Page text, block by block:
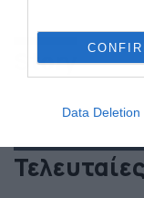
Data Deletion
Story